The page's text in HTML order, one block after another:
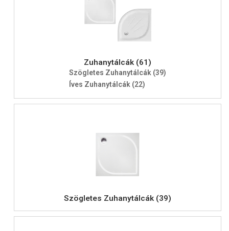
Zuhanytálcák (61)
Szögletes Zuhanytálcák (39)
Íves Zuhanytálcák (22)
Szögletes Zuhanytálcák (39)